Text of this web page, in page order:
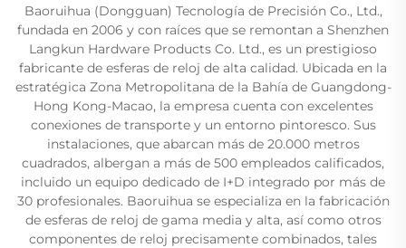
Baoruihua (Dongguan) Tecnología de Precisión Co., Ltd.,
fundada en 2006 y con raíces que se remontan a Shenzhen
Langkun Hardware Products Co. Ltd., es un prestigioso
fabricante de esferas de reloj de alta calidad. Ubicada en la
estratégica Zona Metropolitana de la Bahía de Guangdong-
Hong Kong-Macao, la empresa cuenta con excelentes
conexiones de transporte y un entorno pintoresco. Sus
instalaciones, que abarcan más de 20.000 metros
cuadrados, albergan a más de 500 empleados calificados,
incluido un equipo dedicado de I+D integrado por más de
30 profesionales. Baoruihua se especializa en la fabricación
de esferas de reloj de gama media y alta, así como otros
componentes de reloj precisamente combinados, tales